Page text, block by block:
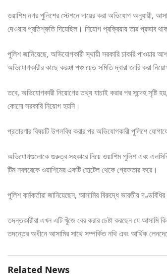
ওয়াশিম নগর পুলিশের স্টেশনে দায়ের করা অভিযোগ অনুযায়ী,
দেওয়ার প্রতিশ্রুতি দিয়েছিল। নিয়োগ প্রক্রিয়ায় তার প্রভাব
পুলিশ জানিয়েছে, অভিযোগকারী স্থায়ী সরকারি চাকরি পাওয়ার
অভিযোগকারীর কাছে করঞ্জা পঞ্চায়েত সমিতি দ্বারা জারি করা
তবে, অভিযোগকারী নিয়োগের তথ্য যাচাই করার পর সন্দেহ সৃষ্টি
কোনো সরকারি নিয়োগ হয়নি।
প্রতারণার বিষয়টি উপলব্ধি করার পর অভিযোগকারী পুলিশে
অভিযোগগুলোকে গুরুত্ব সহকারে নিয়ে ওয়াশিম পুলিশ এবং
টিম নবঘরেকে ওয়াশিমের একটি হোটেল থেকে গ্রেফতার করে।
পুলিশ কর্মকর্তারা জানিয়েছেন, আসামির বিরুদ্ধে ভারতীয়
তদন্তকারীরা এখন এটি খুঁজে বের করার চেষ্টা করছেন যে আসামি
তদন্তের অধীনে আসামির সাথে সম্পর্কিত নথি এবং আর্থিক
Related News